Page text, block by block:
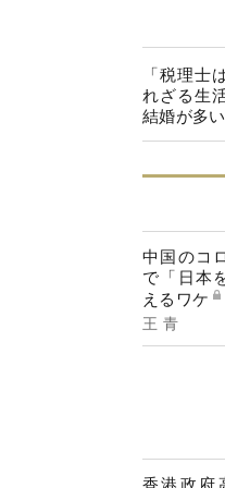
「税理士
れざる生
結婚が多
中国のコ
で「日本
えるワケ
王 青
香港政府